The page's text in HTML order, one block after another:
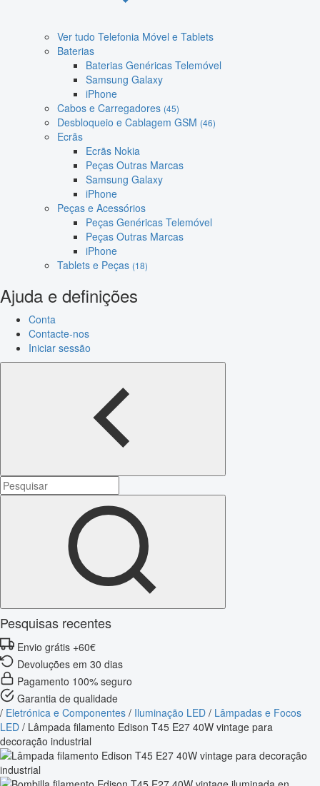
Ver tudo Telefonia Móvel e Tablets
Baterias
Baterias Genéricas Telemóvel
Samsung Galaxy
iPhone
Cabos e Carregadores (45)
Desbloqueio e Cablagem GSM (46)
Ecrãs
Ecrãs Nokia
Peças Outras Marcas
Samsung Galaxy
iPhone
Peças e Acessórios
Peças Genéricas Telemóvel
Peças Outras Marcas
iPhone
Tablets e Peças (18)
Ajuda e definições
Conta
Contacte-nos
Iniciar sessão
Pesquisas recentes
Envio grátis +60€
Devoluções em 30 dias
Pagamento 100% seguro
Garantia de qualidade
/ Eletrónica e Componentes / Iluminação LED / Lâmpadas e Focos
LED / Lâmpada filamento Edison T45 E27 40W vintage para
decoração industrial